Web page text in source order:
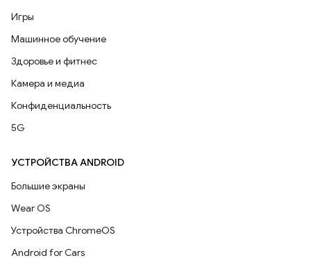
Игры
Машинное обучение
Здоровье и фитнес
Камера и медиа
Конфиденциальность
5G
УСТРОЙСТВА ANDROID
Большие экраны
Wear OS
Устройства ChromeOS
Android for Cars